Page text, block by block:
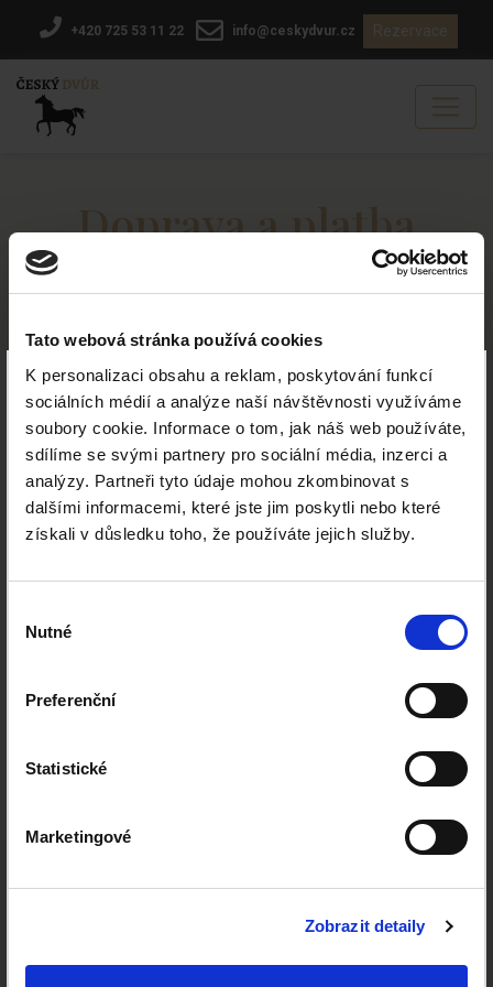
Více informací ZDE :-)
Tato webová stránka používá cookies
K personalizaci obsahu a reklam, poskytování funkcí
sociálních médií a analýze naší návštěvnosti využíváme
soubory cookie. Informace o tom, jak náš web používáte,
sdílíme se svými partnery pro sociální média, inzerci a
analýzy. Partneři tyto údaje mohou zkombinovat s
dalšími informacemi, které jste jim poskytli nebo které
získali v důsledku toho, že používáte jejich služby.
souhlasu
Nutné
Preferenční
Statistické
Marketingové
Zobrazit detaily
+420 725 53 11 22 info@ceskydvur.cz Rezervace
Doprava a platba
Poskytovatel platební brány
ComGate Payments, a.s.
Gočárova třída 1754 / 48b, Hradec Králové
E-mail: platby-podpora@comgate.cz
Tel: +420 228 224 267
Platební metody
Platby kartou - přijímáme spotřebitelské i business platební
karty VISA, VISA Electron, MasterCard, Maestro, Diners Club,
tlačítka všech významných bank v České republice, na
Slovensku a v Polsku, celkem kolem 50 bankovních domů.